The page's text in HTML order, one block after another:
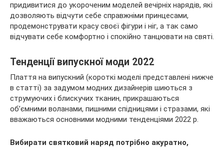
придивитися до укороченим моделей вечірніх нарядів, які
дозволяють відчути себе справжніми принцесами,
продемонструвати красу своєї фігури і ніг, а так само
відчувати себе комфортно і спокійно танцювати на святі.
Тенденції випускної моди 2022
Плаття на випускний (короткі моделі представлені нижче
в статті) за задумом модних дизайнерів шиються з
струмуючих і блискучих тканин, прикрашаються
об’ємними воланами, пишними спідницями і стразами, які
вважаються основними модними тенденціями 2022 р.
Вибирати святковий наряд потрібно акуратно,